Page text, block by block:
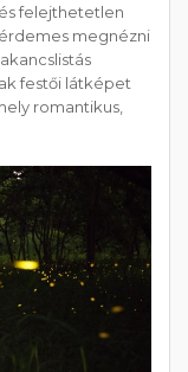
felejthetetlen
megnézni
festői látképet
romantikus,